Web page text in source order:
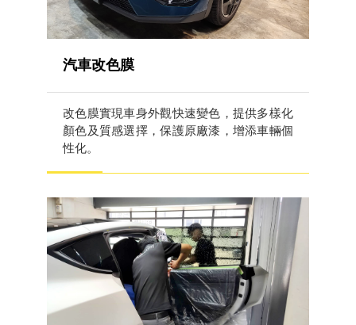
汽車改色膜
改色膜實現車身外觀快速變色，提供多樣化
顏色及質感選擇，保護原廠漆，增添車輛個
性化。